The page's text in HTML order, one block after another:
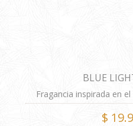
BLUE
Fragancia inspirada en
Light Blue ® de Dolce &
GENERO: FEMENINO
$